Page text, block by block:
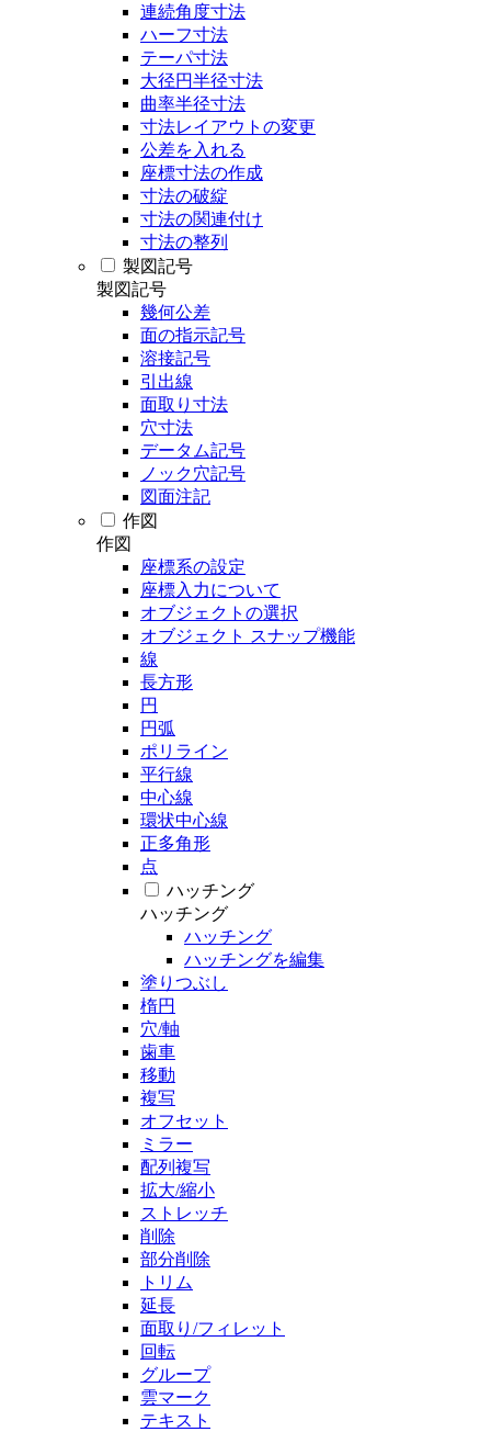
連続角度寸法
ハーフ寸法
テーパ寸法
大径円半径寸法
曲率半径寸法
寸法レイアウトの変更
公差を入れる
座標寸法の作成
寸法の破綻
寸法の関連付け
寸法の整列
製図記号
製図記号
幾何公差
面の指示記号
溶接記号
引出線
面取り寸法
穴寸法
データム記号
ノック穴記号
図面注記
作図
作図
座標系の設定
座標入力について
オブジェクトの選択
オブジェクト スナップ機能
線
長方形
円
円弧
ポリライン
平行線
中心線
環状中心線
正多角形
点
ハッチング
ハッチング
ハッチング
ハッチングを編集
塗りつぶし
楕円
穴/軸
歯車
移動
複写
オフセット
ミラー
配列複写
拡大/縮小
ストレッチ
削除
部分削除
トリム
延長
面取り/フィレット
回転
グループ
雲マーク
テキスト